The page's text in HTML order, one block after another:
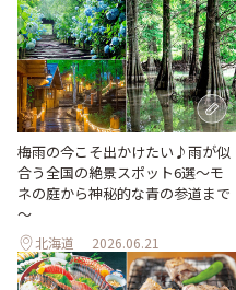
梅雨の今こそ出かけたい♪雨が似
合う全国の絶景スポット6選～モ
ネの庭から神秘的な青の参道まで
～
北海道 2026.06.21